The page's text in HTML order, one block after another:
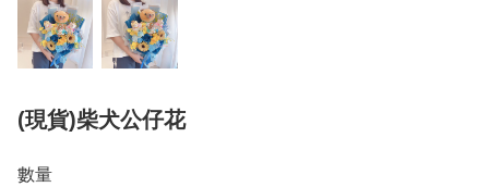
(現貨)柴犬公仔花
數量